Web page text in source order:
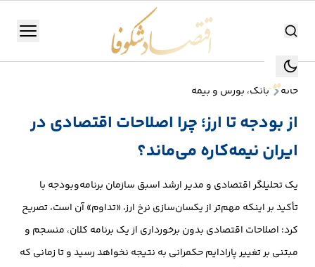
جستجو جستجو
منو
تولید
صنعت
انرژی
خانه بانک، بورس و بیمه
از بودجه تا ارز؛ چرا اصلاحات اقتصادی در
ایران نیمه‌کاره می‌ماند؟
یک تحلیلگر اقتصادی و مدیر ارشد اسبق سازمان برنامه‌وبودجه با
تأکید بر اینکه مهم‌تر از یکسان‌سازی نرخ ارز، «تداوم» آن است، تصریح
کرد: اصلاحات اقتصادی بدون برخورداری از یک برنامه کلان، منسجم و
مبتنی بر تغییر پارادایم حکمرانی به نتیجه نخواهد رسید و تا زمانی که